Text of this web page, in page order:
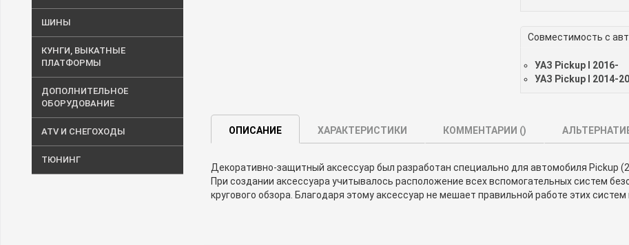
ШИНЫ
КУНГИ, ВЫКАТНЫЕ
ПЛАТФОРМЫ
ДОПОЛНИТЕЛЬНОЕ
ОБОРУДОВАНИЕ
ATV И СНЕГОХОДЫ
ТЮНИНГ
Совместимость с
УАЗ Pickup I 2016-
УАЗ Pickup I 2014-
ОПИСАНИЕ ХАРАКТЕРИСТИКИ КОММЕНТАРИИ ()
Декоративно-защитный аксессуар был разработан специально для автомобиля Pickup
При создании аксессуара учитывалось расположение всех вспомогательных систем
кругового обзора. Благодаря этому аксессуар не мешает правильной работе этих